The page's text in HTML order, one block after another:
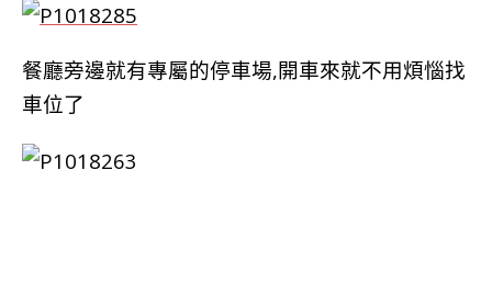
餐廳旁邊就有專屬的停車場,開車來就不用煩惱找
車位了